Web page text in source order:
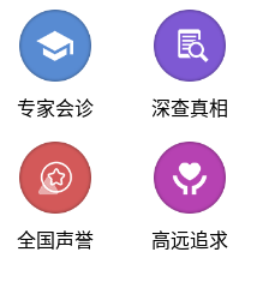
专家会诊 深查真相
全国声誉 高远追求